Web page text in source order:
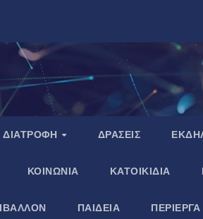
ΔΙΑΤΡΟΦΗ ΔΡΑΣΕΙΣ
ΚΟΙΝΩΝΙΑ ΚΑΤΟΙΚΙΔΙΑ
ΠΑΙΔΕΙΑ ΠΕΡΙΕΡΓΑ